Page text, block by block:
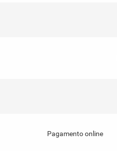
Pagamento online